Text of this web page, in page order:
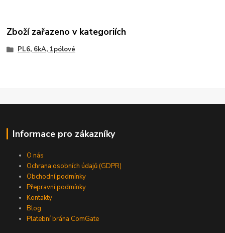
Zboží zařazeno v kategoriích
PL6, 6kA, 1pólové
Informace pro zákazníky
O nás
Ochrana osobních údajů (GDPR)
Obchodní podmínky
Přepravní podmínky
Kontakty
Blog
Platební brána ComGate